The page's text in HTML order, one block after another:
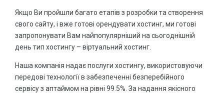
Якщо Ви пройшли багато етапів з розробки та створення
свого сайту, і вже готові орендувати хостинг, ми готові
запропонувати Вам найпопулярніший на сьогоднішній
день тип хостингу – віртуальний хостинг.
Наша компанія надає послуги хостингу, використовуючи
передові технології в забезпеченні безперебійного
сервісу з аптаймом на рівні 99.5%. За надання якісного